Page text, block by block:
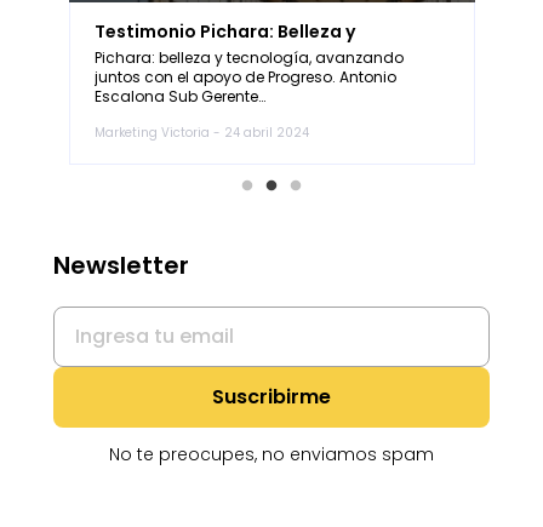
Testimonio Pichara: Belleza y
Tecnología.
Pichara: belleza y tecnología, avanzando
juntos con el apoyo de Progreso. Antonio
Escalona Sub Gerente…
Marketing Victoria - 24 abril 2024
Newsletter
No te preocupes, no enviamos spam